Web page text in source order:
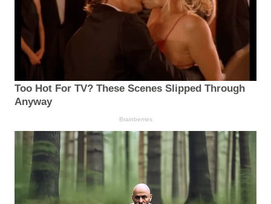
Too Hot For TV? These Scenes Slipped Through
Anyway
Brainberries